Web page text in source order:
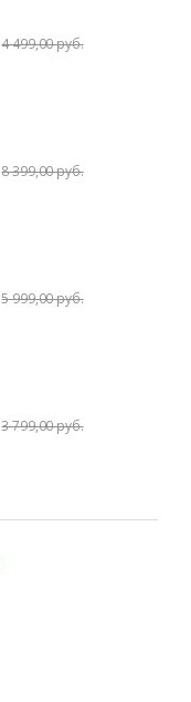
4 499,00 руб.
8 399,00 руб.
5 999,00 руб.
3 799,00 руб.